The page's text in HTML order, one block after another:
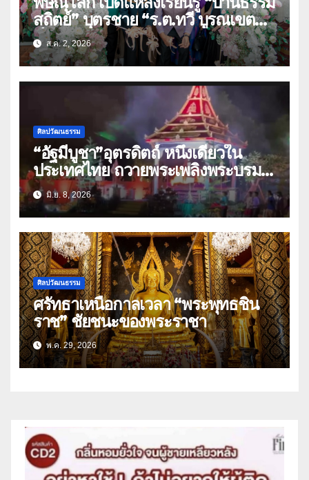
สถิตย์” บุตรชาย “ร.ต.ทวี บูรณเขต
ต์”ศิลปินแห่งชาติ(คลิป)
ส.ค. 2, 2026
ศิลปวัฒนธรรม
“อัฐมีบูชา”อุตรดิตถ์ หนึ่งเดียวใน
ประเทศไทย ถวายพระเพลิงพระบรม
ศพ”พระสัมมาสัมพุทธเจ้า”
มิ.ย. 8, 2026
ศิลปวัฒนธรรม
ศรัทธาเหนือกาลเวลา “พระพุทธชิน
ราช” ชัยชนะของพระราชา
พ.ค. 29, 2026